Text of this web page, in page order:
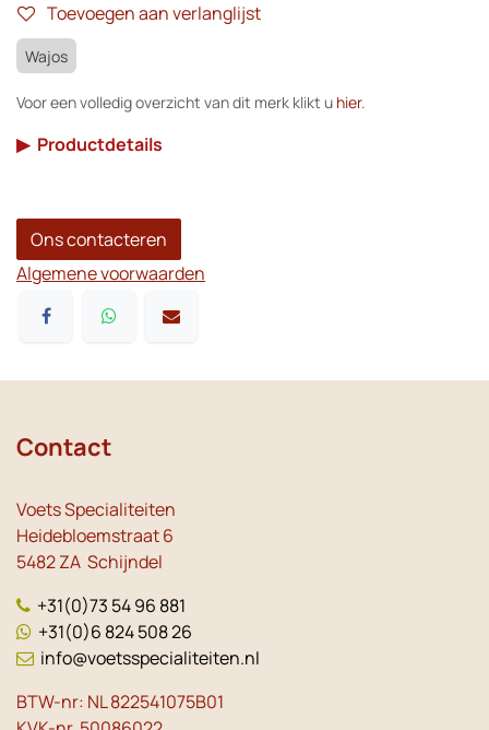
Toevoegen aan verlanglijst
Wajos
Voor een volledig overzicht van dit merk klikt u hier.
▶ Productdetails
Ons contacteren
Algemene voorwaarden
Contact
Voets Specialiteiten
Heidebloemstraat 6
5482 ZA Schijndel
+31(0)73 54 96 881
+31(0)6 824 508 26
info@voetsspecialiteiten.nl
BTW-nr: NL 822541075B01